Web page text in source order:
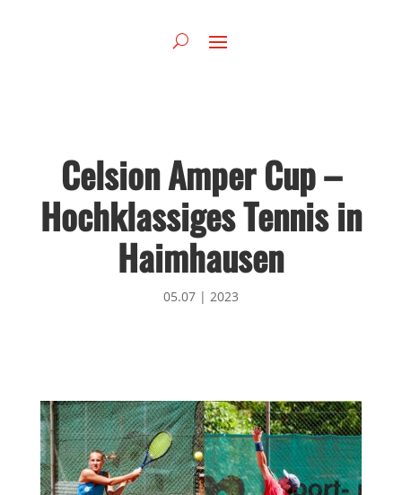
Celsion Amper Cup –
Hochklassiges Tennis in
Haimhausen
05.07| 2023